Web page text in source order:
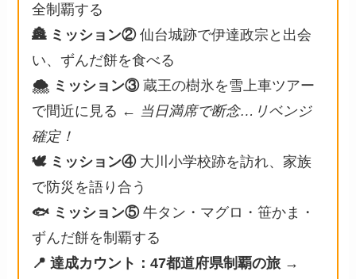
全制覇する
🏯 ミッション②仙台城跡で伊達政宗と出会
い、ずんだ餅を食べる
🌨 ミッション③蔵王の樹氷を雪上車ツアー
で間近に見る ← 当日満席で断念…リベンジ
確定！
🕊 ミッション④大川小学校跡を訪れ、家族
で防災を語り合う
🐟 ミッション⑤牛タン・マグロ・笹かま・
ずんだ餅を制覇する
📍 達成カウント：47都道府県制覇の旅 →